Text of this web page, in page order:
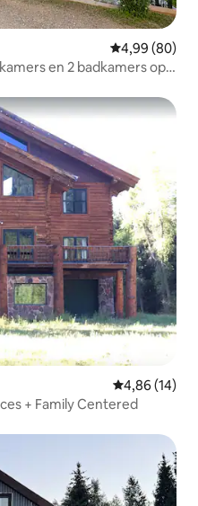
Gemiddelde
4,99 (80)
en 2 badkamers op
Gemiddelde
4,86 (14)
+ Family Centered